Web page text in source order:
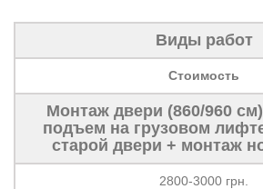
Виды работ
Стоимость
Монтаж двери (860/960
подъем на грузовом
старой двери + монтаж
2800-3000 грн.